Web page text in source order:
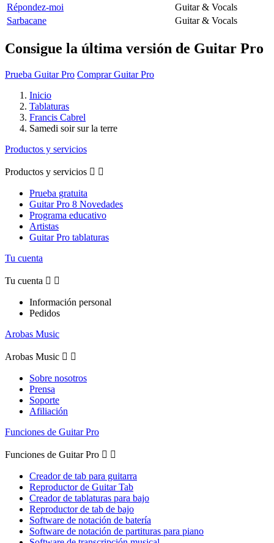
Répondez-moi
Guitar & Vocals
Sarbacane
Guitar & Vocals
Consigue la última versión de Guitar Pro
Prueba Guitar Pro Comprar Guitar Pro
Inicio
Tablaturas
Francis Cabrel
Samedi soir sur la terre
Productos y servicios
Productos y servicios  
Prueba gratuita
Guitar Pro 8 Novedades
Programa educativo
Artistas
Guitar Pro tablaturas
Tu cuenta
Tu cuenta  
Información personal
Pedidos
Arobas Music
Arobas Music  
Sobre nosotros
Prensa
Soporte
Afiliación
Funciones de Guitar Pro
Funciones de Guitar Pro  
Creador de tab para guitarra
Reproductor de Guitar Tab
Creador de tablaturas para bajo
Reproductor de tab de bajo
Software de notación de batería
Software de notación de partituras para piano